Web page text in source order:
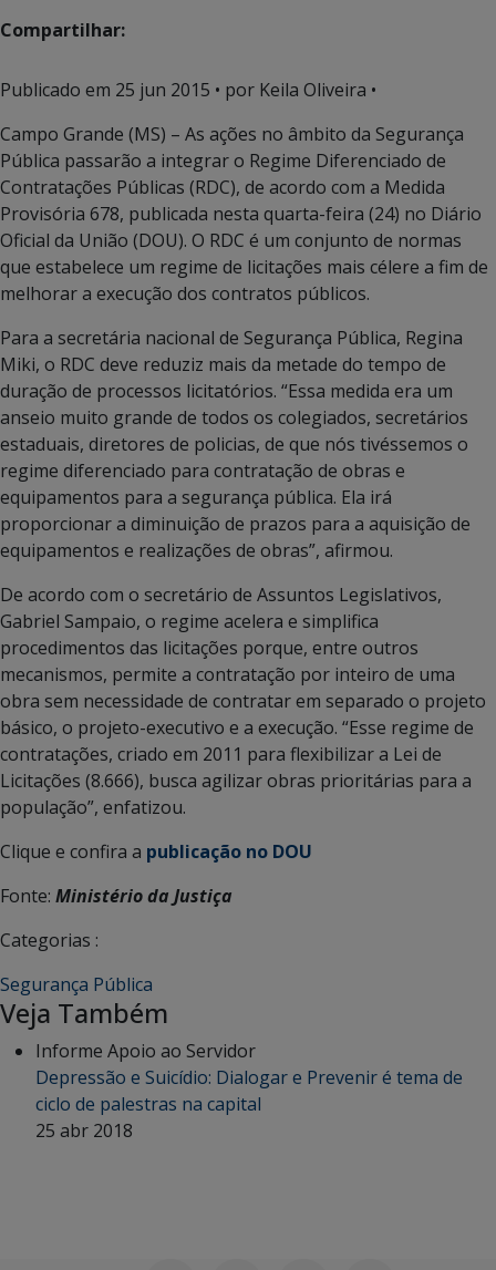
Compartilhar:
Publicado em 25 jun 2015 • por Keila Oliveira •
Campo Grande (MS) – As ações no âmbito da Segurança
Pública passarão a integrar o Regime Diferenciado de
Contratações Públicas (RDC), de acordo com a Medida
Provisória 678, publicada nesta quarta-feira (24) no Diário
Oficial da União (DOU). O RDC é um conjunto de normas
que estabelece um regime de licitações mais célere a fim de
melhorar a execução dos contratos públicos.
Para a secretária nacional de Segurança Pública, Regina
Miki, o RDC deve reduziz mais da metade do tempo de
duração de processos licitatórios. “Essa medida era um
anseio muito grande de todos os colegiados, secretários
estaduais, diretores de policias, de que nós tivéssemos o
regime diferenciado para contratação de obras e
equipamentos para a segurança pública. Ela irá
proporcionar a diminuição de prazos para a aquisição de
equipamentos e realizações de obras”, afirmou.
De acordo com o secretário de Assuntos Legislativos,
Gabriel Sampaio, o regime acelera e simplifica
procedimentos das licitações porque, entre outros
mecanismos, permite a contratação por inteiro de uma
obra sem necessidade de contratar em separado o projeto
básico, o projeto-executivo e a execução. “Esse regime de
contratações, criado em 2011 para flexibilizar a Lei de
Licitações (8.666), busca agilizar obras prioritárias para a
população”, enfatizou.
Clique e confira a publicação no DOU
Fonte: Ministério da Justiça
Categorias :
Segurança Pública
Veja Também
Informe Apoio ao Servidor
Depressão e Suicídio: Dialogar e Prevenir é tema de
ciclo de palestras na capital
25 abr 2018